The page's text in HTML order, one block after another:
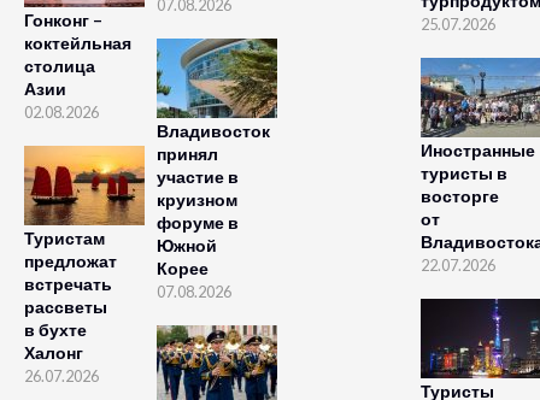
Гонконг –
коктейльная
столица
Азии
02.08.2026
Туристам
предложат
встречать
рассветы
в бухте
Халонг
26.07.2026
07.08.2026
Владивосток
принял
участие в
круизном
форуме в
Южной
Корее
07.08.2026
25.07.2026
Иностранные
туристы в
восторге
от
22.07.2026
Туристы